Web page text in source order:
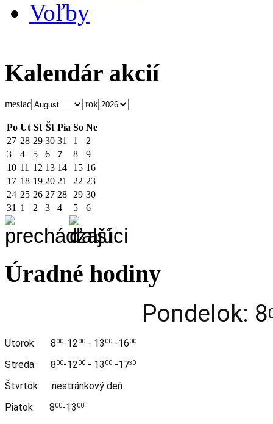
Voľby
Kalendár akcií
mesiac rok
Po Ut St Št Pia So Ne
27 28 29 30 31 1
2
3
4 5 6 7 8
9
10 11 12 13 14 15 16
17 18 19 20 21 22 23
24 25 26 27 28 29 30
31 1 2 3 4 5 6
Úradné hodiny
Pondelok: 8
Utorok: 800-1200 - 13 00 -1600
Streda: 800-1200 - 13 00 -173 0
Štvrtok: nestránkový deň
Piatok: 800-13 00